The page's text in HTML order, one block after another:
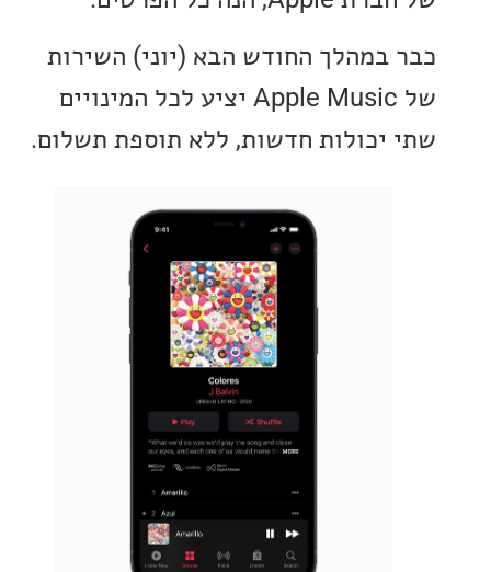
החודש הבא (יוני) השירות
של Apple Music יציע לכל המינויים
חדשות, ללא תוספת תשלום.